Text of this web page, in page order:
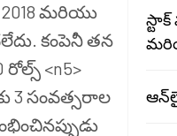
2018 మరియు
కంపెనీ తన
రోల్స్ <n5>
3 సంవత్సరాల